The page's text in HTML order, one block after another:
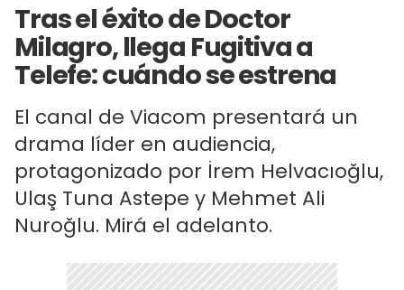
Tras el éxito de Doctor
Milagro, llega Fugitiva a
Telefe: cuándo se estrena
El canal de Viacom presentará un
drama líder en audiencia,
protagonizado por İrem Helvacıoğlu,
Ulaş Tuna Astepe y Mehmet Ali
Nuroğlu. Mirá el adelanto.